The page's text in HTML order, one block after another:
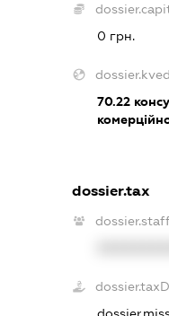
0 грн.
70.22
dossier.tax
dossier.staff